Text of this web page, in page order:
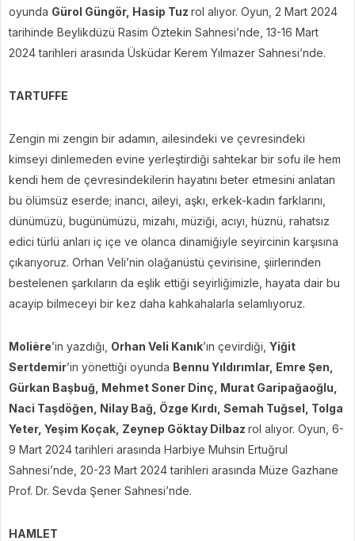
oyunda Gürol Güngör, Hasip Tuz rol alıyor. Oyun, 2 Mart 2024
tarihinde Beylikdüzü Rasim Öztekin Sahnesi’nde, 13-16 Mart
2024 tarihleri arasında Üsküdar Kerem Yılmazer Sahnesi’nde.
TARTUFFE
Zengin mi zengin bir adamın, ailesindeki ve çevresindeki
kimseyi dinlemeden evine yerleştirdiği sahtekar bir sofu ile hem
kendi hem de çevresindekilerin hayatını beter etmesini anlatan
bu ölümsüz eserde; inancı, aileyi, aşkı, erkek-kadın farklarını,
dünümüzü, bugünümüzü, mizahı, müziği, acıyı, hüznü, rahatsız
edici türlü anları iç içe ve olanca dinamiğiyle seyircinin karşısına
çıkarıyoruz. Orhan Veli’nin olağanüstü çevirisine, şiirlerinden
bestelenen şarkıların da eşlik ettiği seyirliğimizle, hayata dair bu
acayip bilmeceyi bir kez daha kahkahalarla selamlıyoruz.
Molière’in yazdığı, Orhan Veli Kanık’ın çevirdiği, Yiğit
Sertdemir’in yönettiği oyunda Bennu Yıldırımlar, Emre Şen,
Gürkan Başbuğ, Mehmet Soner Dinç, Murat Garipağaoğlu,
Naci Taşdöğen, Nilay Bağ, Özge Kırdı, Semah Tuğsel, Tolga
Yeter, Yeşim Koçak, Zeynep Göktay Dilbaz rol alıyor. Oyun, 6-
9 Mart 2024 tarihleri arasında Harbiye Muhsin Ertuğrul
Sahnesi’nde, 20-23 Mart 2024 tarihleri arasında Müze Gazhane
Prof. Dr. Sevda Şener Sahnesi’nde.
HAMLET